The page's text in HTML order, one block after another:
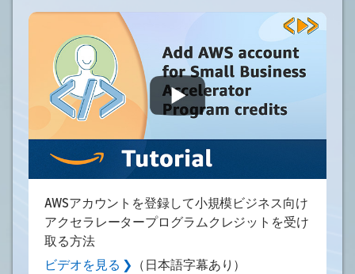
AWSアカウントを登録して小規模ビジネス向け
アクセラレータープログラムクレジットを受け
取る方法
ビデオを見る ❯ （日本語字幕あり）